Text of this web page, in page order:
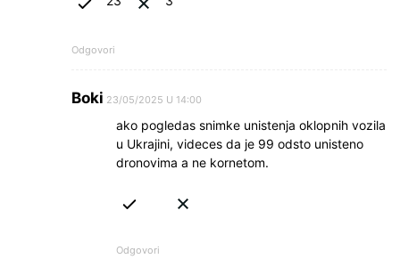
Odgovori
Boki 23/05/2025 U 14:00
ako pogledas snimke unistenja oklopnih vozila
u Ukrajini, videces da je 99 odsto unisteno
dronovima a ne kornetom.
Odgovori